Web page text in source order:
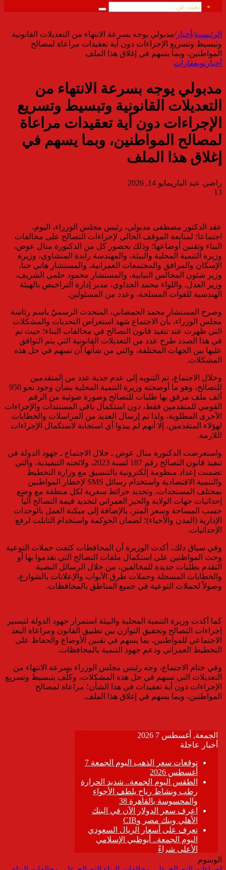
الموقع
بحث
الرئيسية/ أخبار/مدبولي يوجه بسرعة الانتهاء من التعديلات القانونية
وتبسيط وتسريع الإجراءات دون أية تعقيدات مراعاة لمصالح
المواطنين، وبما يسهم في إغلاق هذا الملف
أخبار توبعقارات
مدبولي يوجه بسرعة الانتهاء من
التعديلات القانونية وتبسيط وتسريع
الإجراءات دون أية تعقيدات مراعاة
لمصالح المواطنين، وبما يسهم في
إغلاق هذا الملف
راضي عبد الباريمايو 14, 2026
13
عقد الدكتور مصطفى مدبولي، رئيس مجلس الوزراء، اليوم،
اجتماعا؛ لمتابعة الموقف الحالي لإجراءات التصالح على مخالفات
البناء وتقنين أوضاعها؛ وذلك بحضور كل من الدكتورة منال عوض،
وزيرة التنمية المحلية والبيئة، والمهندسة راندة المنشاوي، وزيرة
الإسكان والمرافق والمجتمعات العمرانية، والمستشار هاني حنا،
وزير شئون المجالس النيابية، والمستشار محمود حلمي الشريف،
وزير العدل، واللواء محمد الجداوي، مدير إدارة التراخيص بالهيئة
الهندسية للقوات المسلحة، وعدد من المسئولين.
وصرح المستشار محمد الحمصاني، المتحدث الرسميّ باسم رئاسة
مجلس الوزراء، بأن الاجتماع شهد استعراض التحديات والمشكلات
التي ظهرت عند تنفيذ قانون التصالح في مخالفات البناء؛ حيث تم
في هذا الصدد طرح عدد من التعديلات القانونية التي يتم التوافق
عليها بين الجهات المختلفة، والتي من شأنها أن تسهم في حل هذه
المشكلات.
وخلال الاجتماع، تم التنويه إلى عدم جدية عدد من المتقدمين
للتصالح، وهو ما أوضحته وزيرة التنمية المحلية بشأن وجود نحو 950
ألف ملف مرفق بها طلبات للتصالح وصورة ضوئية من الرقم
القومي للمتقدمين فقط، دون استكمال باقي المستندات والإجراءات
الأخرى المطلوبة، ولذا تم إرسال العديد من المراسلات والخطابات
لهؤلاء المتقدمين، إلا أنهم لم يبدوا أي استجابة لاستكمال الإجراءات
اللازمة.
واستعرضت الدكتورة منال عوض ـ خلال الاجتماع ـ جهود الدولة في
تنفيذ قانون التصالح رقم 187 لسنة 2023، ولائحته التنفيذية، والتي
تضمنت إعداد منظومة إلكترونية بالتنسيق مع وزارة التخطيط
والتنمية الاقتصادية واستخدام رسائل SMS لإخطار المواطنين
بمختلف المستجدات، وتحديد خرائط سعرية لكل منطقة مع وضع
إحداثيات جهات الولاية والحيز العمراني لتحديد قيمة التصالح آلياً
حسب المساحة وسعر المتر، بالإضافة إلى ميكنة العمل بالوحدات
الإدارية (المدن والأحياء)؛ لضمان الحوكمة واستخدام التابلت لرفع
الإحداثيات.
وفي سياق ذلك، أكدت الوزيرة أن المحافظات كثفت حملات التوعية
وحث المواطنين على استكمال ملفات التصالح التي تقدموا بها أو
التقدم بطلبات جديدة للمخالفين، من خلال الرسائل النصية
والخطابات المسجلة وحملات طرق الأبواب والإعلانات بالشوارع،
وصولاً لحملات التوعية في جميع المناطق بالمحافظات.
كما أكدت وزيرة التنمية المحلية والبيئة استمرار جهود الدولة لتيسير
إجراءات التصالح وتحقيق التوازن بين تطبيق القانون ومراعاة البعد
الاجتماعي للمواطنين، بما يسهم في تقنين الأوضاع والحفاظ على
التخطيط العمراني ودعم جهود التنمية بالمحافظات.
وفي ختام الاجتماع، وجه رئيس مجلس الوزراء بسرعة الانتهاء من
التعديلات التي تسهم في حل هذه المشكلات، وكلّف بتبسيط وتسريع
الإجراءات دون أية تعقيدات في هذا الشأن؛ مراعاة لمصالح
المواطنين، وبما يسهم في إغلاق هذا الملف.
الوسوم